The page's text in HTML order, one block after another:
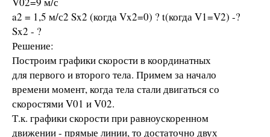
a2 = 1,5 м/с2 Sx2 (когда Vx2=0) ? t(когда V1=V2) -?
Sx2 - ?
Решение:
Построим графики скорости в координатных
для первого и второго тела. Примем за начало
времени момент, когда тела стали двигаться со
скоростями V01 и V02.
Т.к. графики скорости при равноускоренном
движении - прямые линии, то достаточно двух